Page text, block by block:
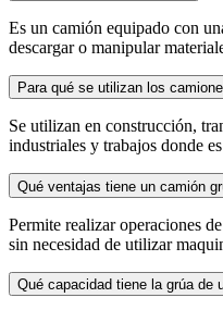
Es un camión equipado con
descargar o manipular
Para qué se utilizan los
Se utilizan en construcción,
industriales y trabajos donde
Qué ventajas tiene un camión
Permite realizar operaciones
sin necesidad de utilizar
Qué capacidad tiene la grúa de